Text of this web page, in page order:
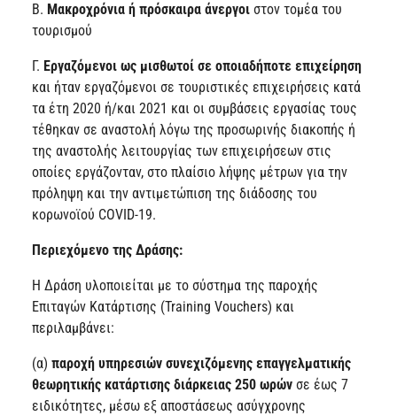
Β. Μακροχρόνια ή πρόσκαιρα άνεργοι στον τομέα του
τουρισμού
Γ. Εργαζόμενοι ως μισθωτοί σε οποιαδήποτε επιχείρηση
και ήταν εργαζόμενοι σε τουριστικές επιχειρήσεις κατά
τα έτη 2020 ή/και 2021 και οι συμβάσεις εργασίας τους
τέθηκαν σε αναστολή λόγω της προσωρινής διακοπής ή
της αναστολής λειτουργίας των επιχειρήσεων στις
οποίες εργάζονταν, στο πλαίσιο λήψης μέτρων για την
πρόληψη και την αντιμετώπιση της διάδοσης του
κορωνοϊού COVID-19.
Περιεχόμενο της Δράσης:
Η Δράση υλοποιείται με το σύστημα της παροχής
Επιταγών Κατάρτισης (Training Vouchers) και
περιλαμβάνει:
(α) παροχή υπηρεσιών συνεχιζόμενης επαγγελματικής
θεωρητικής κατάρτισης διάρκειας 250 ωρών σε έως 7
ειδικότητες, μέσω εξ αποστάσεως ασύγχρονης